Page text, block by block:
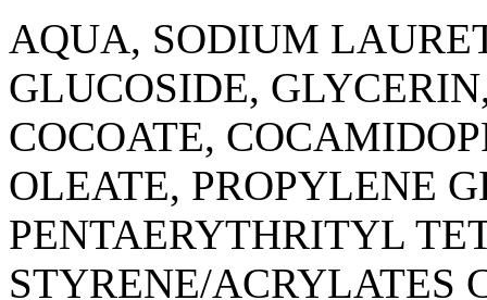
AQUA, SODIUM
GLUCOSIDE,
COCOATE,
OLEATE, PROPYLENE
PENTAERYTHRITYL
STYRENE/ACRYLATES